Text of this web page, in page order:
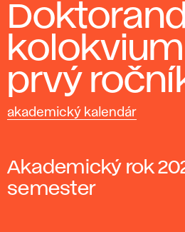
kolokvium
prvý
akademický kalendár
Akademický rok
semester